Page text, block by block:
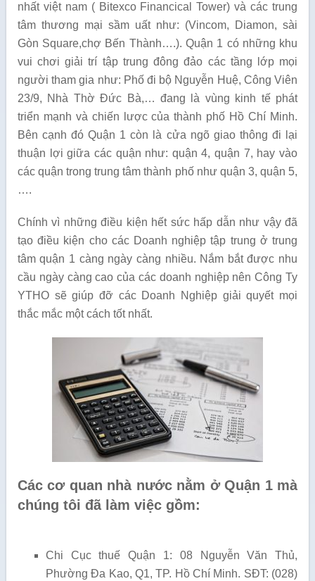
nhất việt nam ( Bitexco Financical Tower) và các trung
tâm thương mại sầm uất như: (Vincom, Diamon, sài
Gòn Square,chợ Bến Thành….). Quận 1 có những khu
vui chơi giải trí tập trung đông đảo các tầng lớp mọi
người tham gia như: Phố đi bộ Nguyễn Huệ, Công Viên
23/9, Nhà Thờ Đức Bà,… đang là vùng kinh tế phát
triển mạnh và chiến lược của thành phố Hồ Chí Minh.
Bên cạnh đó Quận 1 còn là cửa ngõ giao thông đi lại
thuận lợi giữa các quận như: quận 4, quận 7, hay vào
các quận trong trung tâm thành phố như quận 3, quận 5,
….
Chính vì những điều kiện hết sức hấp dẫn như vậy đã
tạo điều kiện cho các Doanh nghiệp tập trung ở trung
tâm quận 1 càng ngày càng nhiều. Nắm bắt được nhu
cầu ngày càng cao của các doanh nghiệp nên Công Ty
YTHO sẽ giúp đỡ các Doanh Nghiệp giải quyết mọi
thắc mắc một cách tốt nhất.
Các cơ quan nhà nước nằm ở Quận 1mà
chúng tôi đã làm việc gồm:
Chi Cục thuế Quận 1: 08 Nguyễn Văn Thủ,
Phường Đa Kao, Q1, TP. Hồ Chí Minh. SĐT: (028)